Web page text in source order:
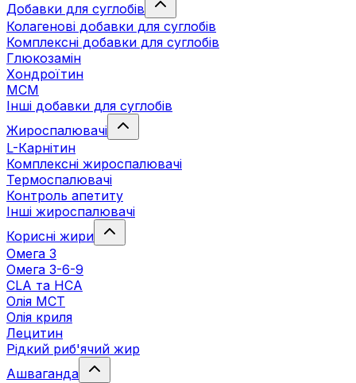
Добавки для суглобів
Колагенові добавки для суглобів
Комплексні добавки для суглобів
Глюкозамін
Хондроїтин
МСМ
Інші добавки для суглобів
Жироспалювачі
L-Карнітин
Комплексні жироспалювачі
Термоспалювачі
Контроль апетиту
Інші жироспалювачі
Корисні жири
Омега 3
Омега 3-6-9
CLA та HCA
Олія МСТ
Олія криля
Лецитин
Рідкий риб'ячий жир
Ашваганда